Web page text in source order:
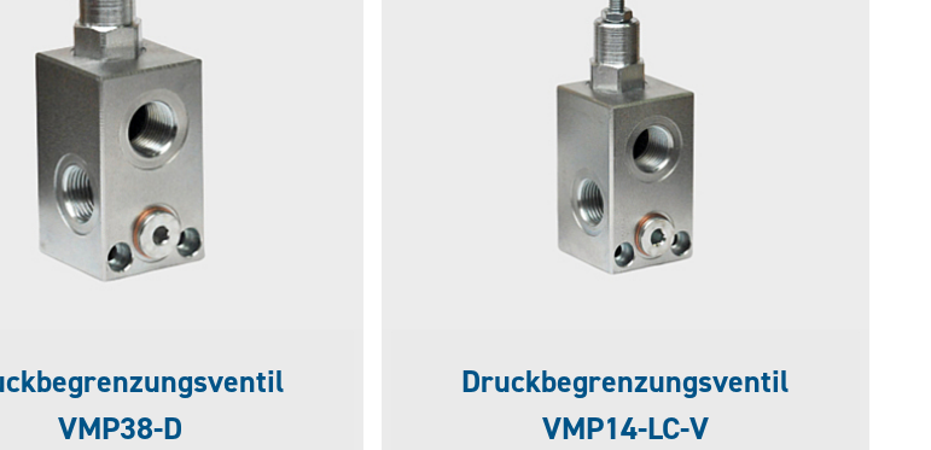
VMP38-D
Druckbegrenzungsventil
VMP14-LC-V